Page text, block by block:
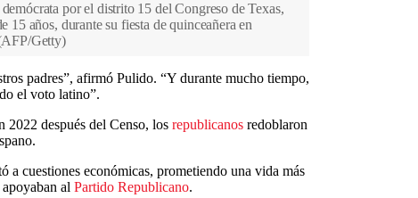
por el distrito 15 del Congreso de Texas,
años, durante su fiesta de quinceañera en
AFP/Getty)
padres”, afirmó Pulido. “Y durante mucho tiempo,
el voto latino”.
2022 después del Censo, los republicanos redoblaron
a cuestiones económicas, prometiendo una vida más
al Partido Republicano.